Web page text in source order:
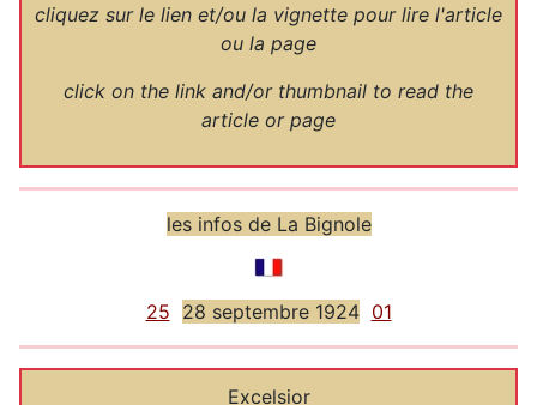
cliquez sur le lien et/ou la vignette pour lire l'article
ou la page
click on the link and/or thumbnail to read the
article or page
les infos de La Bignole
25 28 septembre 1924 01
Excelsior